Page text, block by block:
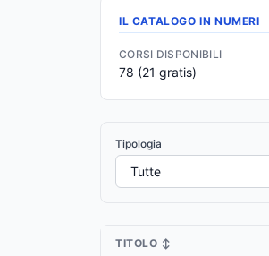
IL CATALOGO IN NUMERI
CORSI DISPONIBILI
78 (21 gratis)
Tipologia
TITOLO ↕